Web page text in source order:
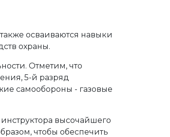
осваиваются навыки
охраны.
Отметим, что
5-й разряд
самообороны - газовые
высочайшего
чтобы обеспечить